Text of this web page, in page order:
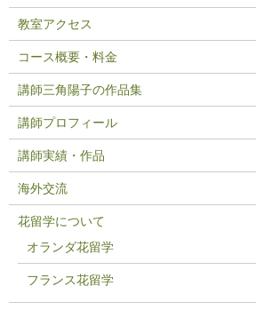
教室アクセス
コース概要・料金
講師三角陽子の作品集
講師プロフィール
講師実績・作品
海外交流
花留学について
オランダ花留学
フランス花留学